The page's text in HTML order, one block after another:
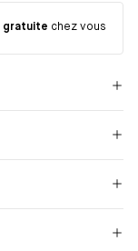
gratuite chez vous